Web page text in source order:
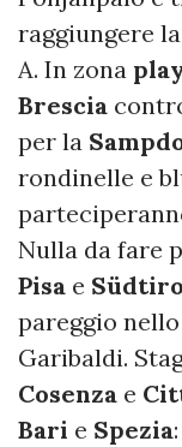
raggiungere la
A. In zona
Brescia
per la
rondinelle e
Nulla da fare
Pisa e
pareggio
Garibaldi.
Cosenza e
Bari e Spezia